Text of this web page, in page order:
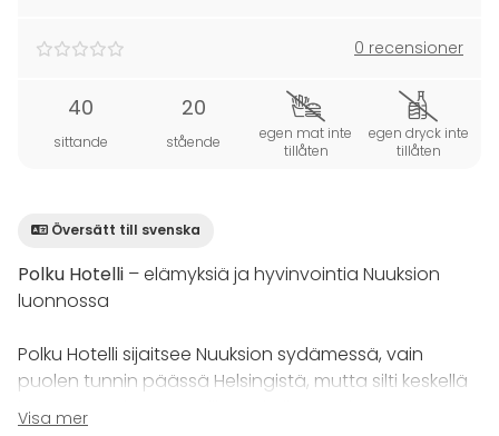
0 recensioner
40
sittande
20
stående
egen mat inte
tillåten
egen dryck inte
tillåten
Översätt till svenska
Polku Hotelli – elämyksiä ja hyvinvointia Nuuksion
luonnossa
Polku Hotelli sijaitsee Nuuksion sydämessä, vain
puolen tunnin päässä Helsingistä, mutta silti keskellä
luonnon rauhaa. Hotellissa yhdistyvät laatu,
Visa mer